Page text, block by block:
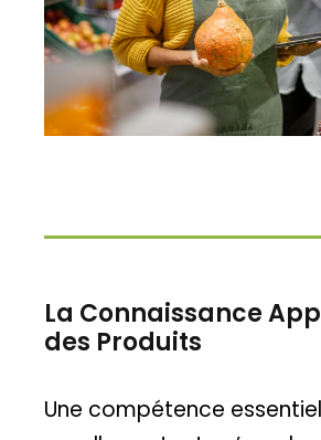
La Connaissance
des Produits
Une compétence